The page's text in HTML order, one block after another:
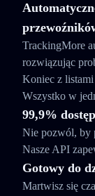
TrackingMore
rozwiązując
Koniec z
Wszystko w
99,9%
Nie pozwól, by
Nasze API
Gotowy do
Martwisz się